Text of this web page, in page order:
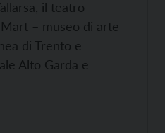
il teatro
– museo di arte
di Trento e
Alto Garda e